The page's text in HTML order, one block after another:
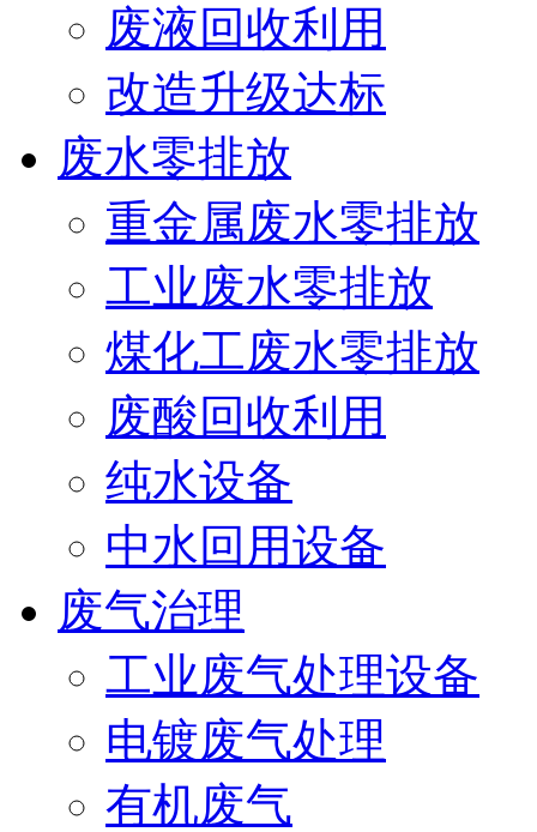
废液回收利用
改造升级达标
废水零排放
重金属废水零排放
工业废水零排放
煤化工废水零排放
废酸回收利用
纯水设备
中水回用设备
废气治理
工业废气处理设备
电镀废气处理
有机废气